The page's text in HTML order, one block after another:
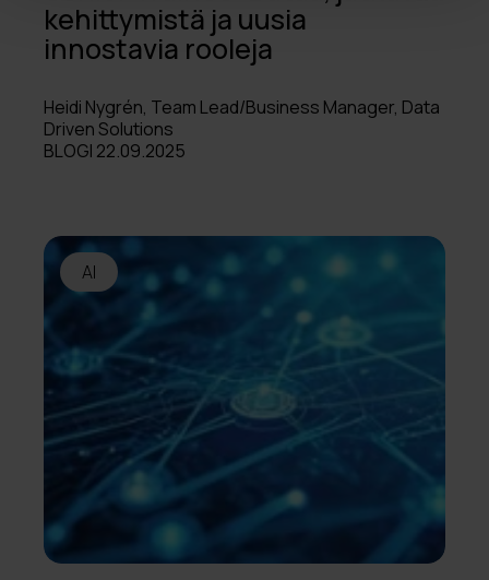
kehittymistä ja uusia
innostavia rooleja
Heidi Nygrén, Team Lead/Business Manager, Data
Driven Solutions
BLOGI 22.09.2025
AI